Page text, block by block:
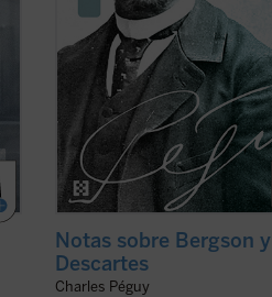
Notas sobre Bergson y
Descartes
Charles Péguy